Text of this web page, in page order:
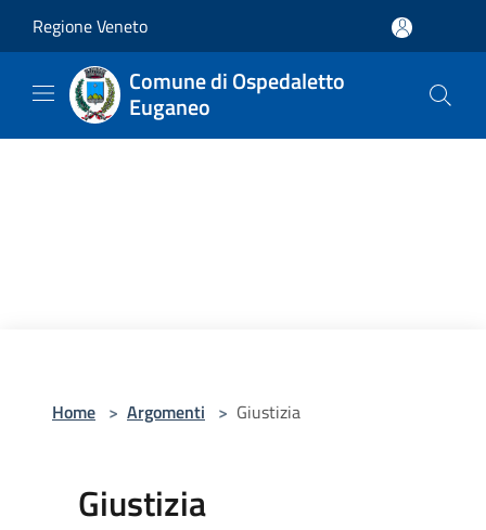
Regione Veneto
Comune di Ospedaletto
Euganeo
Home > Argomenti > Giustizia
Giustizia